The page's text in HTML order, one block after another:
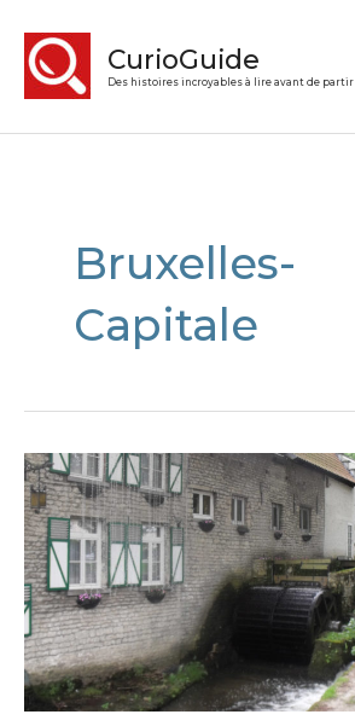
CurioGuide
Des histoires incroyables à lire avant de partir
Bruxelles-
Capitale